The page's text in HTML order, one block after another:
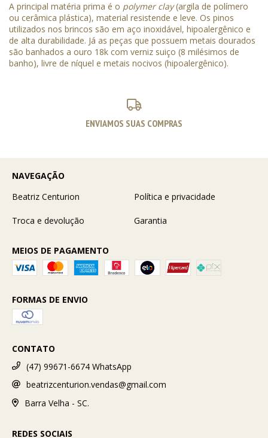
A principal matéria prima é o polymer clay(argila de polímero
ou cerâmica plástica), material resistende e leve. Os pinos
utilizados nos brincos são em aço inoxidável, hipoalergênico e
de alta durabilidade. Já as peças que possuem metais dourados
são banhados a ouro 18k com verniz suiço (8 milésimos de
banho), livre de níquel e metais nocivos (hipoalergênico).
ENVIAMOS SUAS COMPRAS
NAVEGAÇÃO
Beatriz Centurion
Política e privacidade
Troca e devolução Garantia
MEIOS DE PAGAMENTO
FORMAS DE ENVIO
CONTATO
(47) 99671-6674 WhatsApp
beatrizcenturion.vendas@gmail.com
Barra Velha - SC.
REDES SOCIAIS